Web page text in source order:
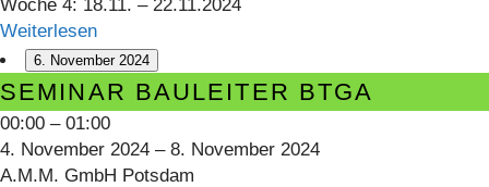
Woche 4: 18.11. – 22.11.2024
Weiterlesen
6. November 2024
Seminar
Bauleiter
BTGA
SEMINAR BAULEITER BTGA
00:00 – 01:00
4. November 2024 – 8. November 2024
A.M.M. GmbH Potsdam